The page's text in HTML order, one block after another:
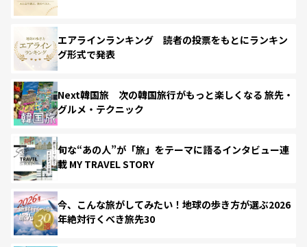
エアラインランキング 読者の投票をもとにランキン
グ形式で発表
Next韓国旅 次の韓国旅行がもっと楽しくなる 旅先・
グルメ・テクニック
旬な“あの人”が「旅」をテーマに語るインタビュー連
載 MY TRAVEL STORY
今、こんな旅がしてみたい！地球の歩き方が選ぶ2026
年絶対行くべき旅先30